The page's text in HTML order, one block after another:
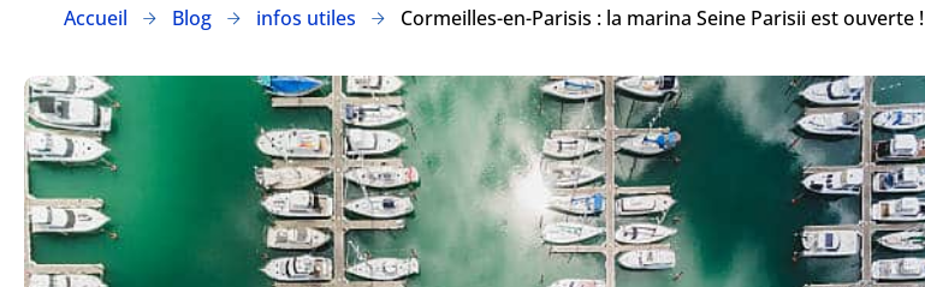
Accueil Blog infos utiles Cormeilles-en-Parisis : la marina Seine Parisii est ouverte !